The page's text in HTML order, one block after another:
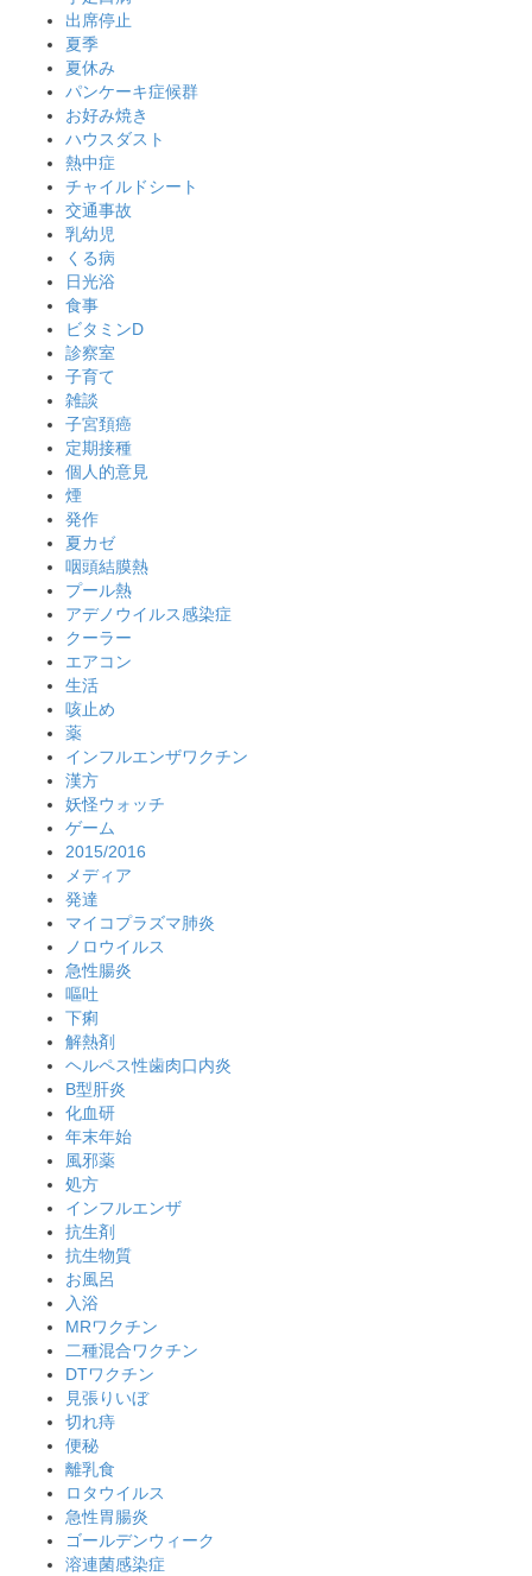
出席停止
夏季
夏休み
パンケーキ症候群
お好み焼き
ハウスダスト
熱中症
チャイルドシート
交通事故
乳幼児
くる病
日光浴
食事
ビタミンD
診察室
子育て
雑談
子宮頚癌
定期接種
個人的意見
煙
発作
夏カゼ
咽頭結膜熱
プール熱
アデノウイルス感染症
クーラー
エアコン
生活
咳止め
薬
インフルエンザワクチン
漢方
妖怪ウォッチ
ゲーム
2015/2016
メディア
発達
マイコプラズマ肺炎
ノロウイルス
急性腸炎
嘔吐
下痢
解熱剤
ヘルペス性歯肉口内炎
B型肝炎
化血研
年末年始
風邪薬
処方
インフルエンザ
抗生剤
抗生物質
お風呂
入浴
MRワクチン
二種混合ワクチン
DTワクチン
見張りいぼ
切れ痔
便秘
離乳食
ロタウイルス
急性胃腸炎
ゴールデンウィーク
溶連菌感染症